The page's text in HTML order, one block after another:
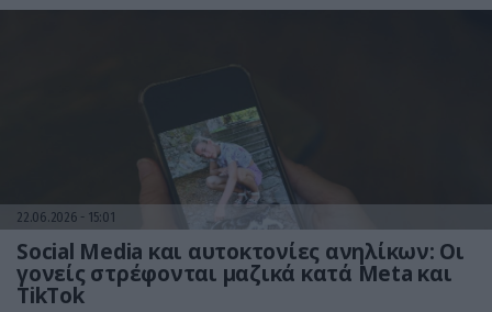
22.06.2026 15:01
Social Media και αυτοκτονίες ανηλίκων: Οι
γονείς στρέφονται μαζικά κατά Meta και
TikTok